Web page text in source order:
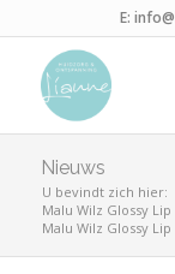
E:
Nieuws
U bevindt zich hier:
Malu Wilz Glossy Lip
Malu Wilz Glossy Lip